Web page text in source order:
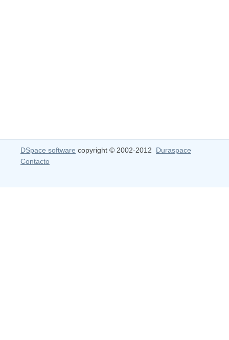
DSpace software copyright © 2002-2012 Duraspace
Contacto